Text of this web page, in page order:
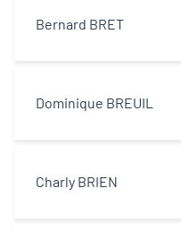
Bernard BRET
Dominique BREUIL
Charly BRIEN